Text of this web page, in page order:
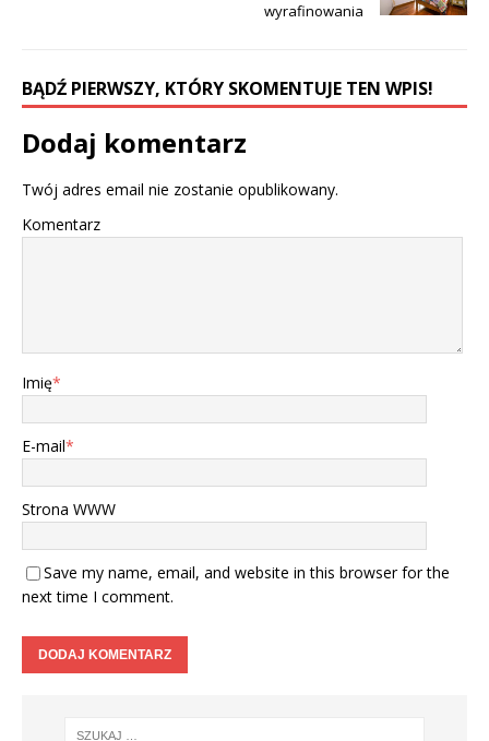
wyrafinowania
BĄDŹ PIERWSZY, KTÓRY SKOMENTUJE TEN WPIS!
Dodaj komentarz
Twój adres email nie zostanie opublikowany.
Komentarz
Imię*
E-mail*
Strona WWW
Save my name, email, and website in this browser for the
next time I comment.